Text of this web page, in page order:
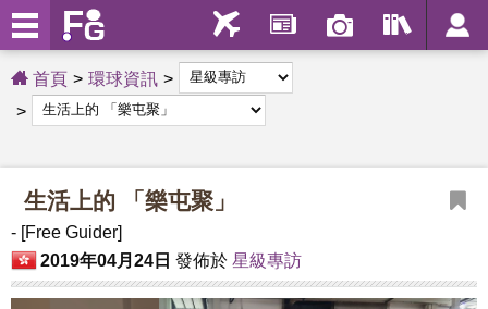
首頁 環球資訊
生活上的 「樂屯聚」
- [Free Guider]
2019年04月24日 發佈於 星級專訪